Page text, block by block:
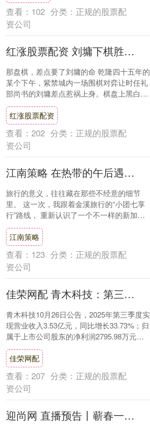
查看： 102 分类： 正规的股票配
资公司
红涨股票配资 刘墉下棋胜了乾隆，乾隆怒斥：不怕我砍了你？刘塘的回答十分经典
那盘棋，差点要了刘墉的命 乾隆四十五年的
某个下午，紫禁城内一场围棋对弈让时任礼
部尚书的刘墉差点惹祸上身。棋盘上黑白子
交错，乾隆皇帝的眉头越皱越紧。 身为臣
子，刘....
红涨股票配资
查看： 202 分类： 正规的股票配
资公司
江南策略 在热带的午后遇见风｜一场新加坡城市漫步的真实记录
旅行的意义，往往藏在那些不经意的细节
里。 这一次，我跟着金溪旅行的“小团七享
行”路线， 重新认识了一个不一样的新加
坡。 【01】城市展览馆：未来的蓝图 旅程
从新....
江南策略
查看： 123 分类： 正规的股票配
资公司
佳荣网配 青木科技：第三季度归母净利润2795.98万元，同比增长439.71%
青木科技10月26日公告，2025年第三季度实
现营业收入3.53亿元，同比增长33.73%；归
属于上市公司股东的净利润2795.98万元，
同比增长439.71%....
佳荣网配
查看： 207 分类： 正规的股票配
资公司
迎尚网 直播预告丨蕲春一中成人礼10月7日启幕